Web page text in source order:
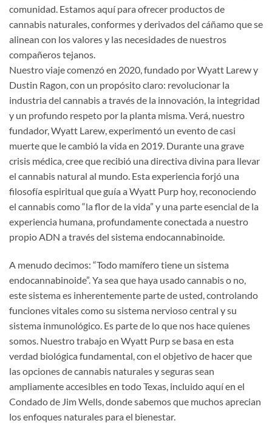
comunidad. Estamos aquí para ofrecer productos de
cannabis naturales, conformes y derivados del cáñamo que se
alinean con los valores y las necesidades de nuestros
compañeros tejanos.
Nuestro viaje comenzó en 2020, fundado por Wyatt Larew y
Dustin Ragon, con un propósito claro: revolucionar la
industria del cannabis a través de la innovación, la integridad
y un profundo respeto por la planta misma. Verá, nuestro
fundador, Wyatt Larew, experimentó un evento de casi
muerte que le cambió la vida en 2019. Durante una grave
crisis médica, cree que recibió una directiva divina para llevar
el cannabis natural al mundo. Esta experiencia forjó una
filosofía espiritual que guía a Wyatt Purp hoy, reconociendo
el cannabis como “la flor de la vida” y una parte esencial de la
experiencia humana, profundamente conectada a nuestro
propio ADN a través del sistema endocannabinoide.
A menudo decimos: “Todo mamífero tiene un sistema
endocannabinoide”. Ya sea que haya usado cannabis o no,
este sistema es inherentemente parte de usted, controlando
funciones vitales como su sistema nervioso central y su
sistema inmunológico. Es parte de lo que nos hace quienes
somos. Nuestro trabajo en Wyatt Purp se basa en esta
verdad biológica fundamental, con el objetivo de hacer que
las opciones de cannabis naturales y seguras sean
ampliamente accesibles en todo Texas, incluido aquí en el
Condado de Jim Wells, donde sabemos que muchos aprecian
los enfoques naturales para el bienestar.